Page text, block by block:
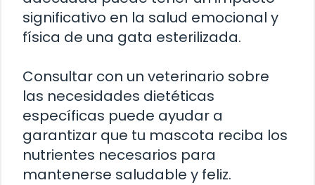
significativo en la salud emocional y
física de una gata esterilizada.
Consultar con un veterinario sobre
las necesidades dietéticas
específicas puede ayudar a
garantizar que tu mascota reciba los
nutrientes necesarios para
mantenerse saludable y feliz.